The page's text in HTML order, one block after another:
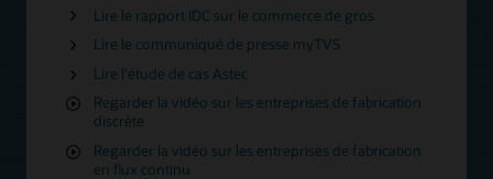
Lire le rapport IDC sur le commerce de gros
Lire le communiqué de presse myTVS
Lire l'étude de cas Astec
Regarder la vidéo sur les entreprises de fabrication
discrète
Regarder la vidéo sur les entreprises de fabrication
en flux continu